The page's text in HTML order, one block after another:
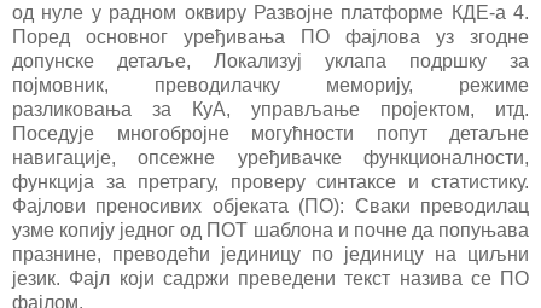
од нуле у радном оквиру Развојне платформе КДЕ‑а 4.
Поред основног уређивања ПО фајлова уз згодне
допунске детаље, Локализуј уклапа подршку за
појмовник, преводилачку меморију, режиме
разликовања за КуА, управљање пројектом, итд.
Поседује многобројне могућности попут детаљне
навигације, опсежне уређивачке функционалности,
функција за претрагу, проверу синтаксе и статистику.
Фајлови преносивих објеката (ПО): Сваки преводилац
узме копију једног од ПОТ шаблона и почне да попуњава
празнине, преводећи јединицу по јединицу на циљни
језик. Фајл који садржи преведени текст назива се ПО
фајлом.